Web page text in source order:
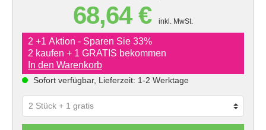
68,64 € inkl. MwSt.
2 +1 Aktion - Sparen Sie 33%
2 kaufen + 1 GRATIS bekommen
In den Warenkorb
Sofort verfügbar, Lieferzeit: 1-2 Werktage